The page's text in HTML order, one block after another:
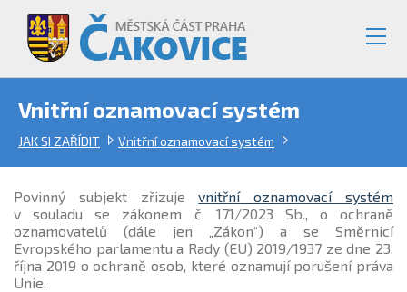
Vnitřní oznamovací systém
JAK SI ZAŘÍDIT Vnitřní oznamovací systém
Povinný subjekt zřizujevnitřní oznamovací systém
v souladu se zákonem č. 171/2023 Sb., o ochraně
oznamovatelů (dále jen „Zákon“) a se Směrnicí
Evropského parlamentu a Rady (EU) 2019/1937 ze dne 23.
října 2019 o ochraně osob, které oznamují porušení práva
Unie.